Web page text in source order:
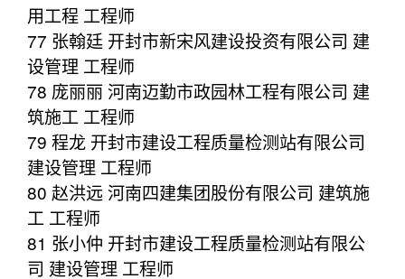
用工程 工程师
77 张翰廷 开封市新宋风建设投资有限公司 建
设管理 工程师
78 庞丽丽 河南迈勤市政园林工程有限公司 建
筑施工 工程师
79 程龙 开封市建设工程质量检测站有限公司
建设管理 工程师
80 赵洪远 河南四建集团股份有限公司 建筑施
工 工程师
81 张小仲 开封市建设工程质量检测站有限公
司 建设管理 工程师